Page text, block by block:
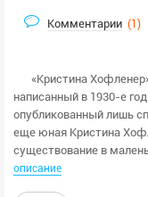
Комментарии (1)
«Кристина
написанный в 1930-е
опубликованный лишь
еще юная Кристина
существование в
описание